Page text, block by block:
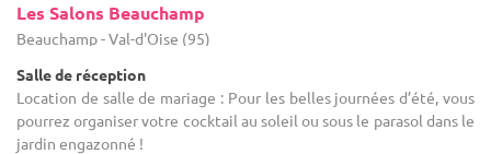
Les Salons Beauchamp
Beauchamp - Val-d'Oise (95)
Salle de réception
Location de salle de mariage : Pour les belles journées d’été, vous
pourrez organiser votre cocktail au soleil ou sous le parasol dans le
jardin engazonné !